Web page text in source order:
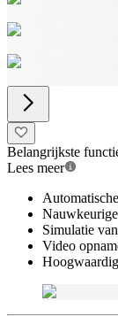
Belangrijkste
Lees meer
Simulatie
Video